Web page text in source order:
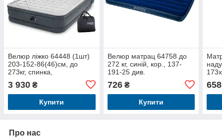
Велюр ліжко 64448 (1шт)
203-152-86(46)см, до
273кг, спинка,
240V,сумка, в кор-ці
3 930 ₴
Купити
Велюр матрац 64758 до
272 кг, синій, кор., 137-
191-25 див.
726₴
Купити
6+,
658
Про нас